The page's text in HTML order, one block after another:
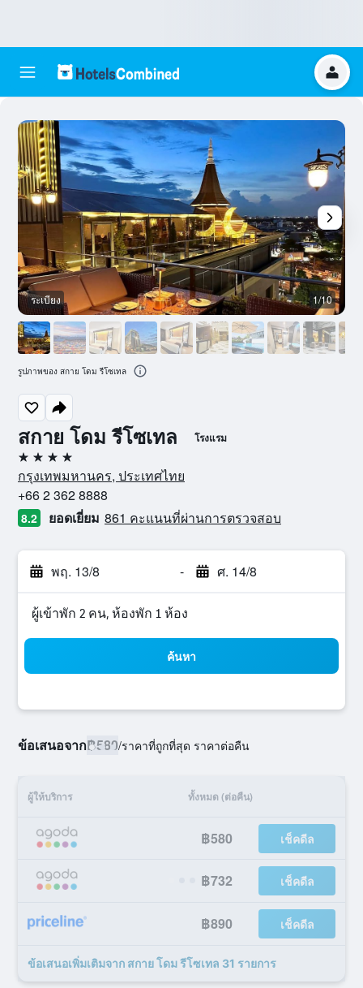
สกาย โดม รีโซเทล โรงแรม
4 ดาว
กรุงเทพมหานคร, ประเทศไทย
+66 2 362 8888
8.2 ยอดเยี่ยม 861 คะแนนที่ผ่านการตรวจสอบ
พฤ. 13/8 - ศ. 14/8
ผู้เข้าพัก 2 คน, ห้องพัก 1 ห้อง
ค้นหา
ข้อเสนอจาก฿580/ราคาที่ถูกที่สุด ราคาต่อคืน
ผู้ให้บริการ ทั้งหมด (ต่อคืน)
฿580 เช็คดีล
฿732 เช็คดีล
฿890 เช็คดีล
ข้อเสนอเพิ่มเติมจาก สกาย โดม รีโซเทล 31 รายการ
ระเบียง 1/10
รูปภาพของ สกาย โดม รีโซเทล